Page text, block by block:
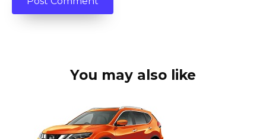
You may also like